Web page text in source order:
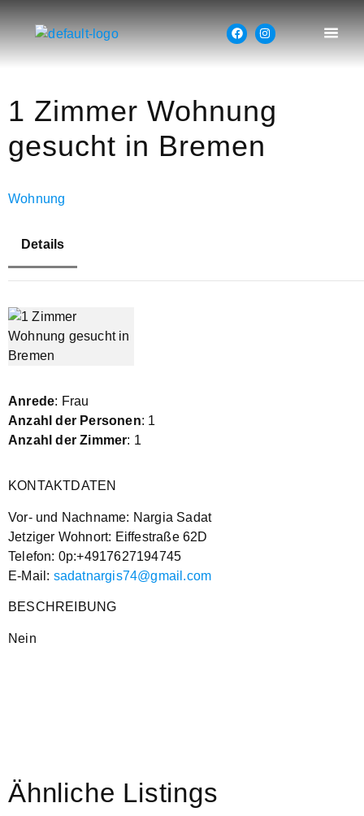
1 Zimmer Wohnung
gesucht in Bremen
Wohnung
Details
Anrede: Frau
Anzahl der Personen: 1
Anzahl der Zimmer: 1
KONTAKTDATEN
Vor- und Nachname: Nargia Sadat
Jetziger Wohnort: Eiffestraße 62D
Telefon: 0p:+4917627194745
E-Mail: sadatnargis74@gmail.com
BESCHREIBUNG
Nein
Ähnliche Listings